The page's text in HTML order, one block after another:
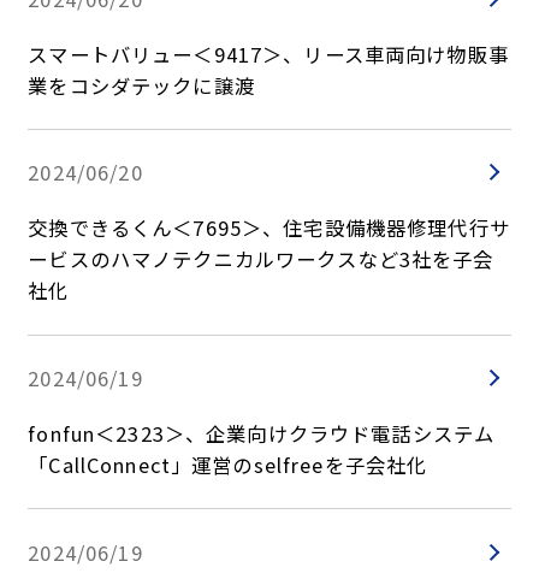
スマートバリュー＜9417＞、リース車両向け物販事
業をコシダテックに譲渡
2024/06/20
交換できるくん＜7695＞、住宅設備機器修理代行サ
ービスのハマノテクニカルワークスなど3社を子会
社化
2024/06/19
fonfun＜2323＞、企業向けクラウド電話システム
「CallConnect」運営のselfreeを子会社化
2024/06/19